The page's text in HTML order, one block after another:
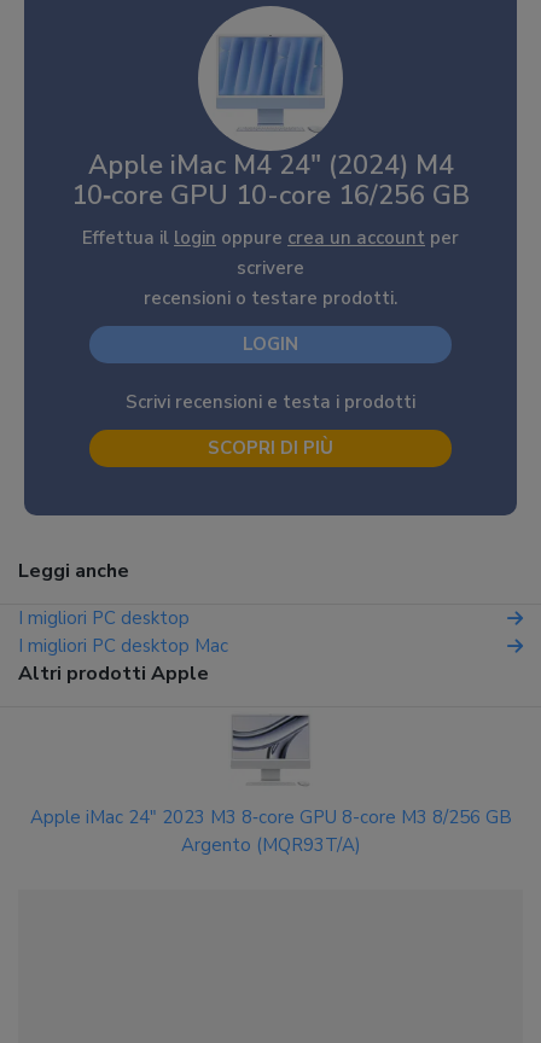
Apple iMac M4 24″ (2024) M4
10‑core GPU 10-core 16/256 GB
Effettua il login oppure crea un account per
scrivere
recensioni o testare prodotti.
LOGIN
Scrivi recensioni e testa i prodotti
SCOPRI DI PIÙ
Leggi anche
I migliori PC desktop
I migliori PC desktop Mac
Altri prodotti Apple
Apple iMac 24" 2023 M3 8‑core GPU 8-core M3 8/256 GB
Argento (MQR93T/A)